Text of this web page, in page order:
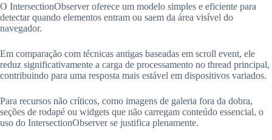
O IntersectionObserver oferece um modelo simples e eficiente para
detectar quando elementos entram ou saem da área visível do
navegador.
Em comparação com técnicas antigas baseadas em scroll event, ele
reduz significativamente a carga de processamento no thread principal,
contribuindo para uma resposta mais estável em dispositivos variados.
Para recursos não críticos, como imagens de galeria fora da dobra,
seções de rodapé ou widgets que não carregam conteúdo essencial, o
uso do IntersectionObserver se justifica plenamente.